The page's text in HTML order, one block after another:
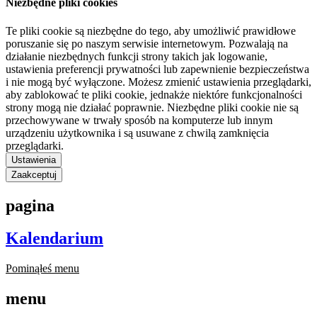
Niezbędne pliki cookies
Te pliki cookie są niezbędne do tego, aby umożliwić prawidłowe
poruszanie się po naszym serwisie internetowym. Pozwalają na
działanie niezbędnych funkcji strony takich jak logowanie,
ustawienia preferencji prywatności lub zapewnienie bezpieczeństwa
i nie mogą być wyłączone. Możesz zmienić ustawienia przeglądarki,
aby zablokować te pliki cookie, jednakże niektóre funkcjonalności
strony mogą nie działać poprawnie. Niezbędne pliki cookie nie są
przechowywane w trwały sposób na komputerze lub innym
urządzeniu użytkownika i są usuwane z chwilą zamknięcia
przeglądarki.
Ustawienia
Zaakceptuj
pagina
Kalendarium
Pominąłeś menu
menu